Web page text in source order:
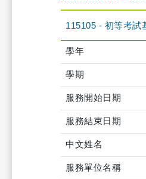
115105 - 初等考試
學年
學期
服務開始日期
服務結束日期
中文姓名
服務單位名稱